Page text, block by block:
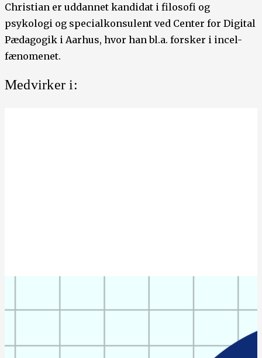
Christian er uddannet kandidat i filosofi og
psykologi og specialkonsulent ved Center for Digital
Pædagogik i Aarhus, hvor han bl.a. forsker i incel-
fænomenet.
Medvirker i: